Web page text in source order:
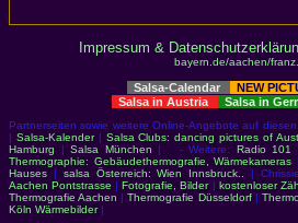
Impressum &
bayern.de/aachen/
Salsa-Calendar NEW
Salsa in Austria
Salsa in
Partnerseiten sowie weitere Online-Angebote auf
| Salsa-Kalender| Salsa Clubs: dancing pictures of
Hamburg |Salsa München | - Weitere: Radio 101
Thermographie: Gebäudethermografie, Wärmekameras |
Hauses | salsa Österreich: Wien Innsbruck.. |
Aachen Pontstrasse |Fotografie, Bilder| kostenloser
Thermografie Aachen |Thermografie Düsseldorf|
Köln Wärmebilder|